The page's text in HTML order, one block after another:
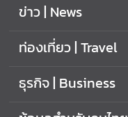
ะ
ท
ข่าว | News
ท่องเที่ยว | Travel
ธุรกิจ | Business